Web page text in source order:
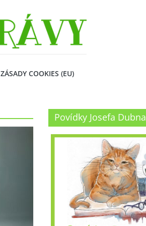
ZÁSADY COOKIES (EU)
Povídky Josefa Dubna